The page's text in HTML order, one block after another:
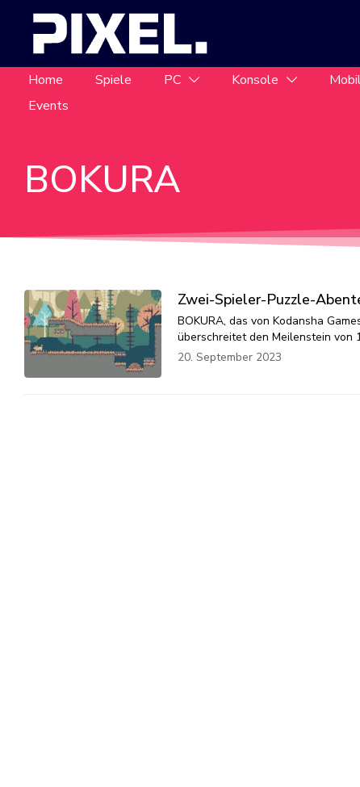
Home Spiele PC Konsole
Events
BOKURA
Zwei-Spieler-Puzzle-
BOKURA, das von Kodansha
überschreitet den Meilenstein von
20. September 2023